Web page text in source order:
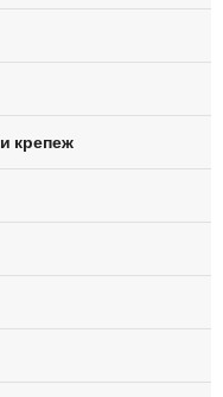
крепеж